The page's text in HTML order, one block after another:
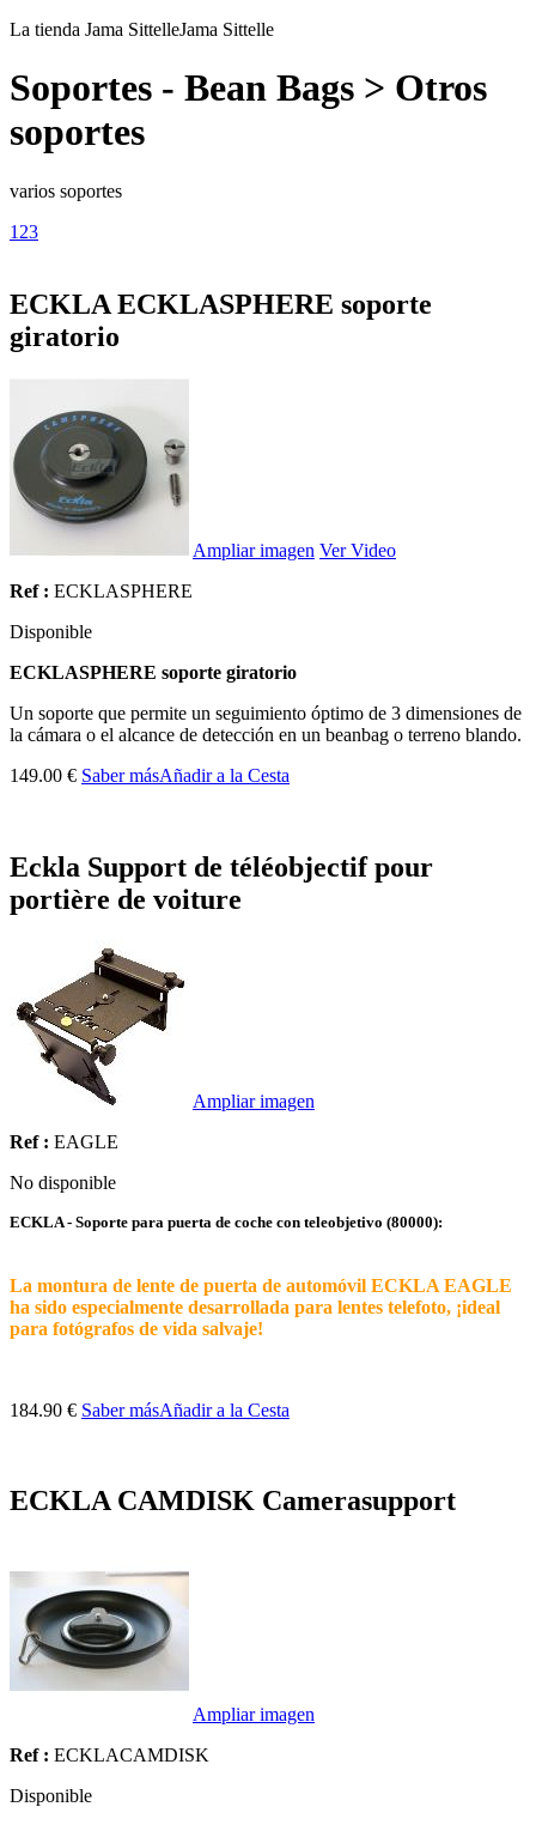
La tienda Jama SittelleJama Sittelle
Soportes - Bean Bags > Otros
soportes
varios soportes
1 23
ECKLA ECKLASPHERE soporte
giratorio
Ampliar imagen Ver Video
Ref : ECKLASPHERE
Disponible
ECKLASPHERE soporte giratorio
Un soporte que permite un seguimiento óptimo de 3 dimensiones de
la cámara o el alcance de detección en un beanbag o terreno blando.
149.00 € Saber másAñadir a la Cesta
Eckla Support de téléobjectif pour
portière de voiture
Ampliar imagen
Ref : EAGLE
No disponible
ECKLA - Soporte para puerta de coche con teleobjetivo (80000):
La montura de lente de puerta de automóvil ECKLA EAGLE
ha sido especialmente desarrollada para lentes telefoto, ¡ideal
para fotógrafos de vida salvaje!
184.90 € Saber másAñadir a la Cesta
ECKLA CAMDISK Camerasupport
Ampliar imagen
Ref : ECKLACAMDISK
Disponible